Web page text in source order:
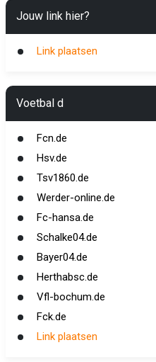
Jouw link hier?
Link plaatsen
Voetbal d
Fcn.de
Hsv.de
Tsv1860.de
Werder-online.de
Fc-hansa.de
Schalke04.de
Bayer04.de
Herthabsc.de
Vfl-bochum.de
Fck.de
Link plaatsen